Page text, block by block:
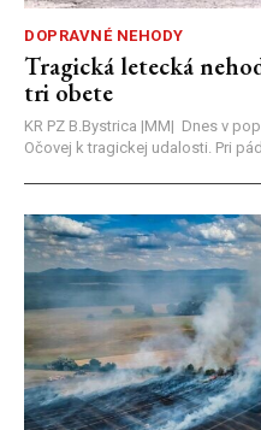
DOPRAVNÉ NEHODY
Tragická letecká
tri obete
KR PZ B.Bystrica |MM| Dnes v
Očovej k tragickej udalosti. Pri